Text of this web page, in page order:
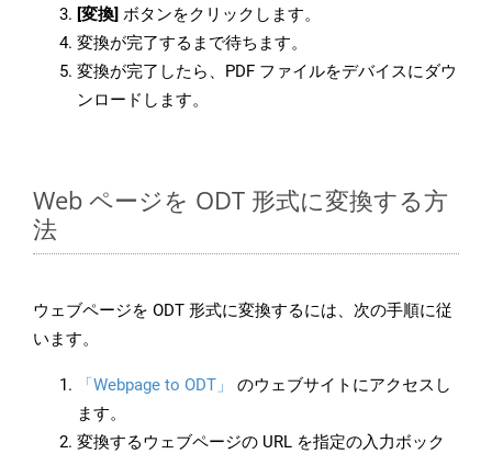
[変換] ボタンをクリックします。
変換が完了するまで待ちます。
変換が完了したら、PDF ファイルをデバイスにダウ
ンロードします。
Web ページを ODT 形式に変換する方
法
ウェブページを ODT 形式に変換するには、次の手順に従
います。
「Webpage to ODT」
のウェブサイトにアクセスし
ます。
変換するウェブページの URL を指定の入力ボック